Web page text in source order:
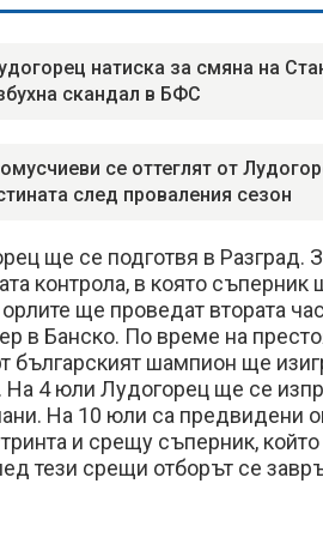
натиска за смяна на
скандал в БФС
се оттеглят от
след проваления сезон
ще се подготвя в Разград.
контрола, в която
ще проведат втората
в Банско. По време на
българският шампион ще
На 4 юли Лудогорец ще се
На 10 юли са предвидени
и срещу съперник,
тези срещи отборът се